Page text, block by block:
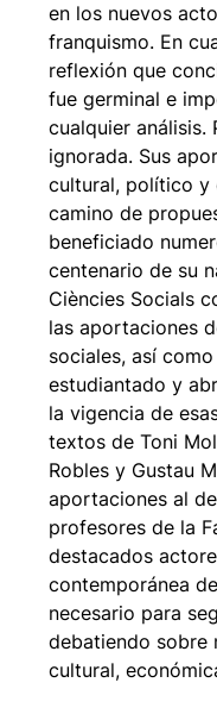
en los nuevos
franquismo. En
reflexión que
fue germinal e
cualquier análisis.
ignorada. Sus
cultural, político y
camino de
beneficiado
centenario de su
Ciències Socials
las aportaciones
sociales, así
estudiantado y
la vigencia de
textos de Toni
Robles y Gustau
aportaciones al
profesores de la
destacados
contemporánea
necesario para
debatiendo sobre
cultural,